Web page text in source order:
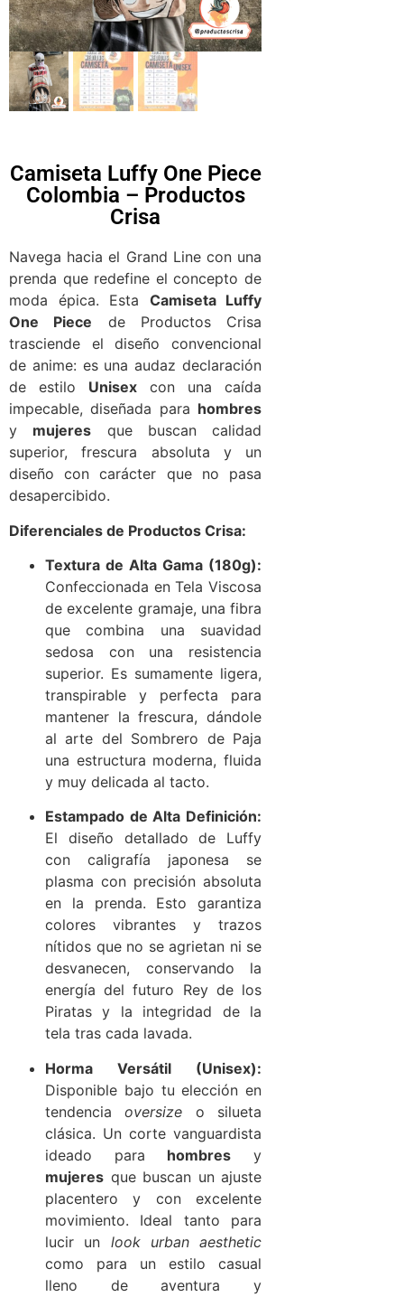
Camiseta Luffy One Piece
Colombia – Productos
Crisa
Navega hacia el Grand Line con una
prenda que redefine el concepto de
moda épica. Esta Camiseta Luffy
One Piece de Productos Crisa
trasciende el diseño convencional
de anime: es una audaz declaración
de estilo Unisex con una caída
impecable, diseñada para hombres
y mujeres que buscan calidad
superior, frescura absoluta y un
diseño con carácter que no pasa
desapercibido.
Diferenciales de Productos Crisa:
Textura de Alta Gama (180g):
Confeccionada en Tela Viscosa
de excelente gramaje, una fibra
que combina una suavidad
sedosa con una resistencia
superior. Es sumamente ligera,
transpirable y perfecta para
mantener la frescura, dándole
al arte del Sombrero de Paja
una estructura moderna, fluida
y muy delicada al tacto.
Estampado de Alta Definición:
El diseño detallado de Luffy
con caligrafía japonesa se
plasma con precisión absoluta
en la prenda. Esto garantiza
colores vibrantes y trazos
nítidos que no se agrietan ni se
desvanecen, conservando la
energía del futuro Rey de los
Piratas y la integridad de la
tela tras cada lavada.
Horma Versátil (Unisex):
Disponible bajo tu elección en
tendenciaoversize o silueta
clásica. Un corte vanguardista
ideado para hombres y
mujeres que buscan un ajuste
placentero y con excelente
movimiento. Ideal tanto para
lucir un look urban aesthetic
como para un estilo casual
lleno de aventura y